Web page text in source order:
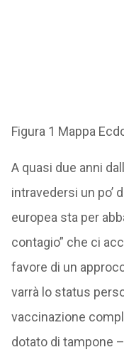
Figura 1 Mappa
A quasi due anni
intravedersi un po’
europea sta per
contagio” che ci
favore di un
varrà lo status
vaccinazione
dotato di tampone